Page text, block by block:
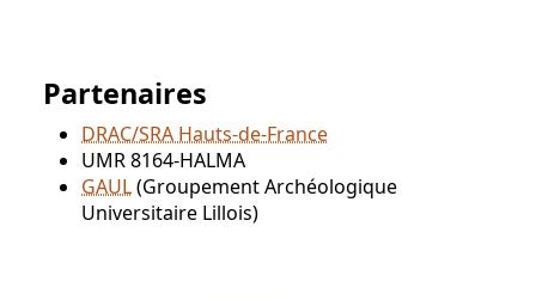
Partenaires
DRAC/SRA Hauts-de-France
UMR 8164-HALMA
GAUL(Groupement Archéologique
Universitaire Lillois)